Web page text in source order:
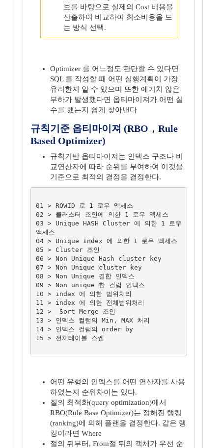
보를 바탕으로 실제의 Cost 비용을
산출하여 비교하여 최소비용을 드
는 방식 선택.
Optimizer 를 어느정도 판단할 수 있다면
SQL 를 작성할 때 어떤 실행계획이 가장
유리한지 알 수 있으며 또한 예기치 않은
부하가 발생했다면 옵티마이져가 어떤 실
수를 했는지 쉽게 찾아낸다
규칙기준 옵티마이져 (RBO，Rule
Based Optimizer)
규칙기반 옵티마이져는 인덱스 구조나 비
교연산자에 따라 순위를 부여하여 이것을
기준으로 최적의 결정을 결정한다.
01 > ROWID 로 1 로우 액세스
02 > 클러스터 조인에 의한 1 로우 액세스
03 > Unique HASH Cluster 에 의한 1 로우
액세스
04 > Unique Index 에 의한 1 로우 엑세스
05 > Cluster 조인
06 > Non Unique Hash cluster key
07 > Non Unique cluster key
08 > Non Unique 결합 인덱스
09 > Non unique 한 컬럼 인덱스
10 > index 에 의한 범위처리
11 > index 에 의한 전체범위처리
12 >  Sort Merge 조인
13 > 인덱스 컬럼의 Min, MAX 처리
14 > 인덱스 컬럼의 order by
15 > 전체테이블 스켄
어떤 유형의 인덱스를 어떤 연산자를 사용
하였는지 순위차이는 있다.
질의 최적화(query optimization)에서
RBO(Rule Base Optimizer)는 정해진 랭킹
(ranking)에 의해 플랜을 결정한다. 같은 랭
킹이라면 Where
절의 뒤부터, From절 뒤의 객체가 우선 순